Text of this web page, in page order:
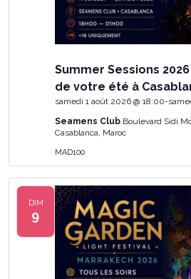
Summer Sessions
de votre été à
samedi 1 août 2026 @ 18:00-
Seamens Club Boulevard Sidi
Casablanca, Maroc
MAD100
DIM
9